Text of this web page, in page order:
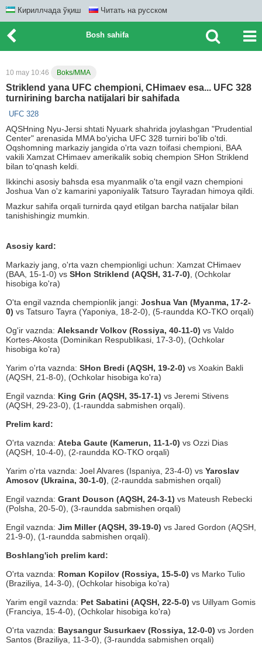
Кириллчада ўқиш Читать на русском
Bosh sahifa
10 may 10:46 Boks/MMA
Striklend yana UFC chempioni, CHimaev esa... UFC 328
turnirining barcha natijalari bir sahifada
UFC 328
AQSHning Nyu-Jersi shtati Nyuark shahrida joylashgan "Prudential
Center" arenasida MMA bo'yicha UFC 328 turniri bo'lib o'tdi.
Oqshomning markaziy jangida o'rta vazn toifasi chempioni, BAA
vakili Xamzat CHimaev amerikalik sobiq chempion SHon Striklend
bilan to'qnash keldi.
Ikkinchi asosiy bahsda esa myanmalik o'ta engil vazn chempioni
Joshua Van o'z kamarini yaponiyalik Tatsuro Tayradan himoya qildi.
Mazkur sahifa orqali turnirda qayd etilgan barcha natijalar bilan
tanishishingiz mumkin.
Asosiy kard:
Markaziy jang, o'rta vazn chempionligi uchun: Xamzat CHimaev
(BAA, 15-1-0) vs SHon Striklend (AQSH, 31-7-0) , (Ochkolar
hisobiga ko'ra)
O'ta engil vaznda chempionlik jangi: Joshua Van (Myanma, 17-2-
0) vs Tatsuro Tayra (Yaponiya, 18-2-0), (5-raundda KO-TKO orqali)
Og'ir vaznda: Aleksandr Volkov (Rossiya, 40-11-0) vs Valdo
Kortes-Akosta (Dominikan Respublikasi, 17-3-0), (Ochkolar
hisobiga ko'ra)
Yarim o'rta vaznda: SHon Bredi (AQSH, 19-2-0) vs Xoakin Bakli
(AQSH, 21-8-0), (Ochkolar hisobiga ko'ra)
Engil vaznda: King Grin (AQSH, 35-17-1) vs Jeremi Stivens
(AQSH, 29-23-0), (1-raundda sabmishen orqali).
Prelim kard:
O'rta vaznda: Ateba Gaute (Kamerun, 11-1-0) vs Ozzi Dias
(AQSH, 10-4-0), (2-raundda KO-TKO orqali)
Yarim o'rta vaznda: Joel Alvares (Ispaniya, 23-4-0) vs Yaroslav
Amosov (Ukraina, 30-1-0) , (2-raundda sabmishen orqali)
Engil vaznda: Grant Douson (AQSH, 24-3-1) vs Mateush Rebecki
(Polsha, 20-5-0), (3-raundda sabmishen orqali)
Engil vaznda: Jim Miller (AQSH, 39-19-0) vs Jared Gordon (AQSH,
21-9-0), (1-raundda sabmishen orqali).
Boshlang'ich prelim kard:
O'rta vaznda: Roman Kopilov (Rossiya, 15-5-0) vs Marko Tulio
(Braziliya, 14-3-0), (Ochkolar hisobiga ko'ra)
Yarim engil vaznda: Pet Sabatini (AQSH, 22-5-0) vs Uillyam Gomis
(Franciya, 15-4-0), (Ochkolar hisobiga ko'ra)
O'rta vaznda: Baysangur Susurkaev (Rossiya, 12-0-0) vs Jorden
Santos (Braziliya, 11-3-0), (3-raundda sabmishen orqali)